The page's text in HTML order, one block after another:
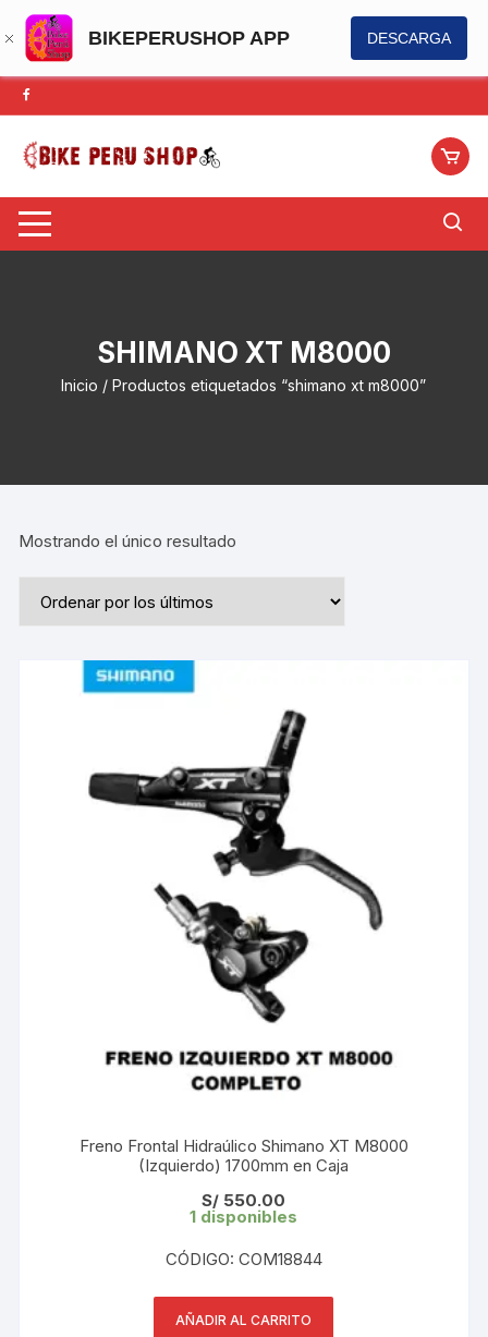
BIKEPERUSHOP APP DESCARGA
Saltar
al
contenido
SHIMANO XT M8000
Inicio / Productos etiquetados “shimano xt m8000”
Mostrando el único resultado
Freno Frontal Hidraúlico Shimano XT M8000
(Izquierdo) 1700mm en Caja
S/ 550.00
1 disponibles
CÓDIGO: COM18844
AÑADIR AL CARRITO